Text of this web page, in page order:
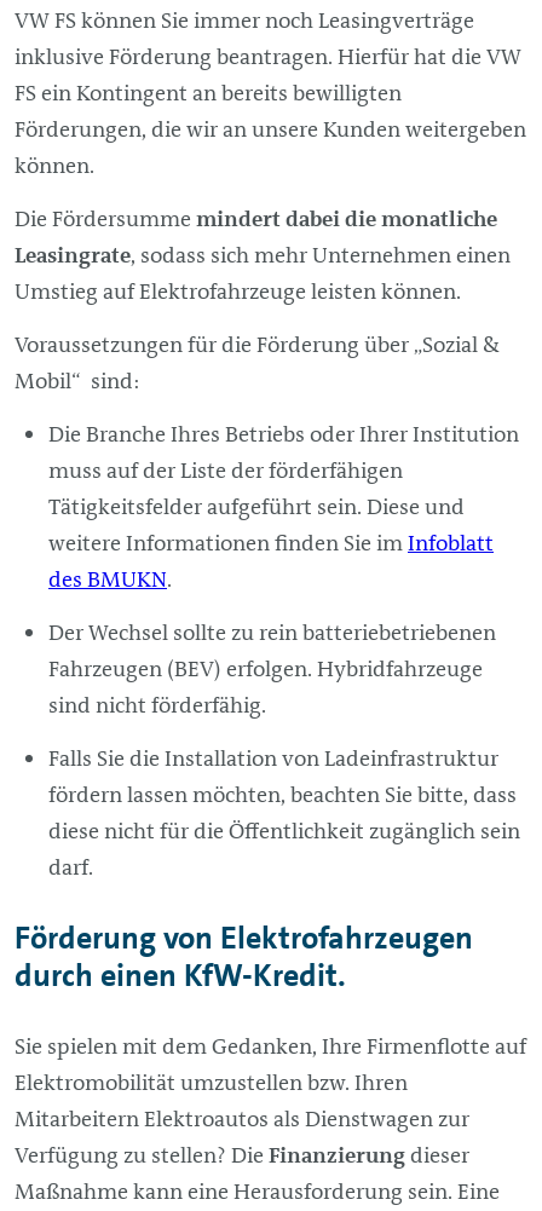
VW FS können Sie immer noch Leasingverträge
inklusive Förderung beantragen. Hierfür hat die VW
FS ein Kontingent an bereits bewilligten
Förderungen, die wir an unsere Kunden weitergeben
können.
Die Fördersumme mindert dabei die monatliche
Leasingrate, sodass sich mehr Unternehmen einen
Umstieg auf Elektrofahrzeuge leisten können.
Voraussetzungen für die Förderung über „Sozial &
Mobil“ sind:
Die Branche Ihres Betriebs oder Ihrer Institution
muss auf der Liste der förderfähigen
Tätigkeitsfelder aufgeführt sein. Diese und
weitere Informationen finden Sie imInfoblatt
des BMUKN.
Der Wechsel sollte zu rein batteriebetriebenen
Fahrzeugen (BEV) erfolgen. Hybridfahrzeuge
sind nicht förderfähig.
Falls Sie die Installation von Ladeinfrastruktur
fördern lassen möchten, beachten Sie bitte, dass
diese nicht für die Öffentlichkeit zugänglich sein
darf.
Förderung von Elektrofahrzeugen
durch einen KfW-Kredit.
Sie spielen mit dem Gedanken, Ihre Firmenflotte auf
Elektromobilität umzustellen bzw. Ihren
Mitarbeitern Elektroautos als Dienstwagen zur
Verfügung zu stellen? Die Finanzierungdieser
Maßnahme kann eine Herausforderung sein. Eine